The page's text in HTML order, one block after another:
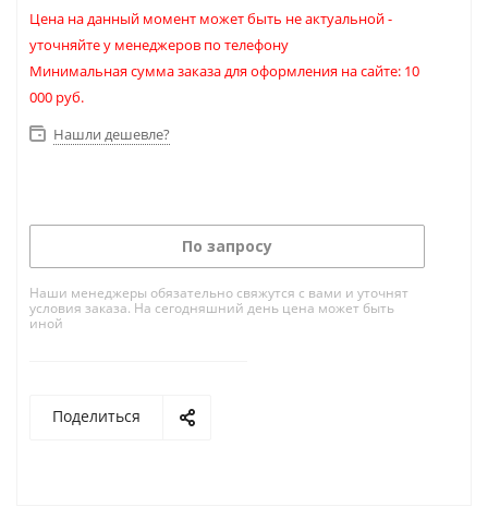
Цена на данный момент может быть не актуальной -
уточняйте у менеджеров по телефону
Минимальная сумма заказа для оформления на сайте: 10
000 руб.
Нашли дешевле?
По запросу
Наши менеджеры обязательно свяжутся с вами и уточнят
условия заказа. На сегодняшний день цена может быть
иной
Поделиться